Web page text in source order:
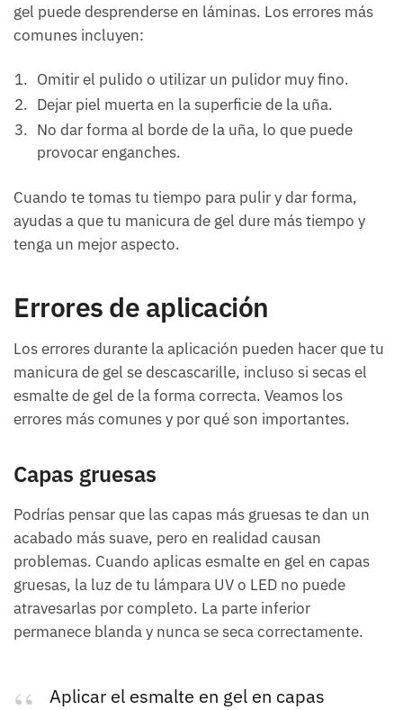
gel puede desprenderse en láminas. Los errores más
comunes incluyen:
Omitir el pulido o utilizar un pulidor muy fino.
Dejar piel muerta en la superficie de la uña.
No dar forma al borde de la uña, lo que puede
provocar enganches.
Cuando te tomas tu tiempo para pulir y dar forma,
ayudas a que tu manicura de gel dure más tiempo y
tenga un mejor aspecto.
Errores de aplicación
Los errores durante la aplicación pueden hacer que tu
manicura de gel se descascarille, incluso si secas el
esmalte de gel de la forma correcta. Veamos los
errores más comunes y por qué son importantes.
Capas gruesas
Podrías pensar que las capas más gruesas te dan un
acabado más suave, pero en realidad causan
problemas. Cuando aplicas esmalte en gel en capas
gruesas, la luz de tu lámpara UV o LED no puede
atravesarlas por completo. La parte inferior
permanece blanda y nunca se seca correctamente.
Aplicar el esmalte en gel en capas